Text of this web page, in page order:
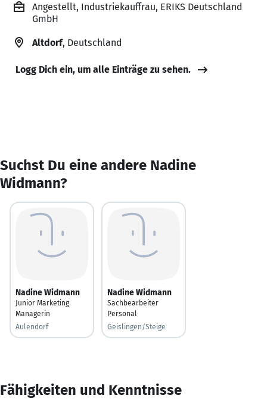
Angestellt, Industriekauffrau, ERIKS Deutschland
GmbH
Altdorf, Deutschland
Logg Dich ein, um alle Einträge zu sehen.
Suchst Du eine andere Nadine
Widmann?
Nadine Widmann
Junior Marketing
Managerin
Aulendorf
Nadine Widmann
Sachbearbeiter
Personal
Geislingen/Steige
Fähigkeiten und Kenntnisse